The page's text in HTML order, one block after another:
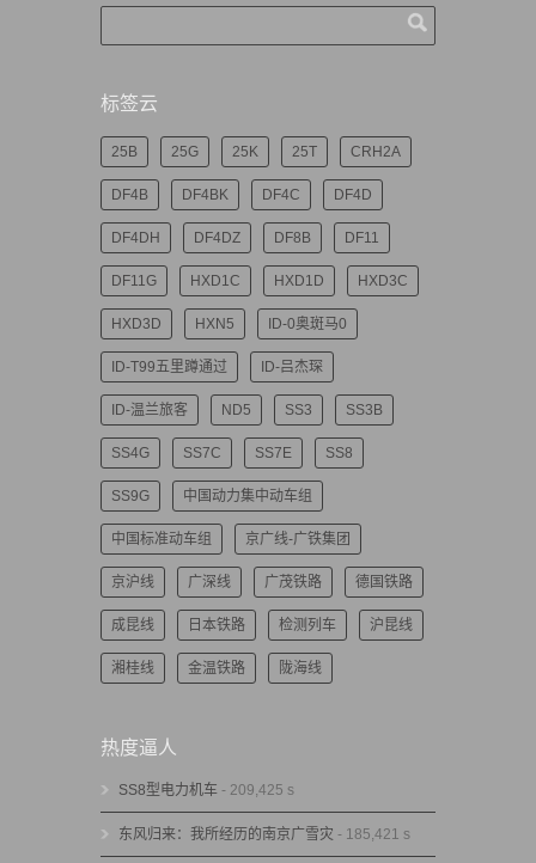
标签云
25B 25G 25K 25T CRH2A
DF4B DF4BK DF4C DF4D
DF4DH DF4DZ DF8B DF11
DF11G HXD1C HXD1D HXD3C
HXD3D HXN5 ID-0奥斑马0
ID-T99五里蹲通过 ID-吕杰琛
ID-温兰旅客 ND5 SS3 SS3B
SS4G SS7C SS7E SS8
SS9G 中国动力集中动车组
中国标准动车组 京广线-广铁集团
京沪线 广深线 广茂铁路 德国铁路
成昆线 日本铁路 检测列车 沪昆线
湘桂线 金温铁路 陇海线
热度逼人
SS8型电力机车 - 209,425 s
东风归来：我所经历的南京广雪灾 - 185,421 s